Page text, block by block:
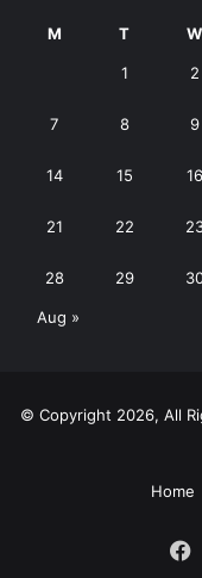
M T W
1 2
7 8 9
14 15 16
21 22
28 29
Aug »
© Copyright 2026, All
Home